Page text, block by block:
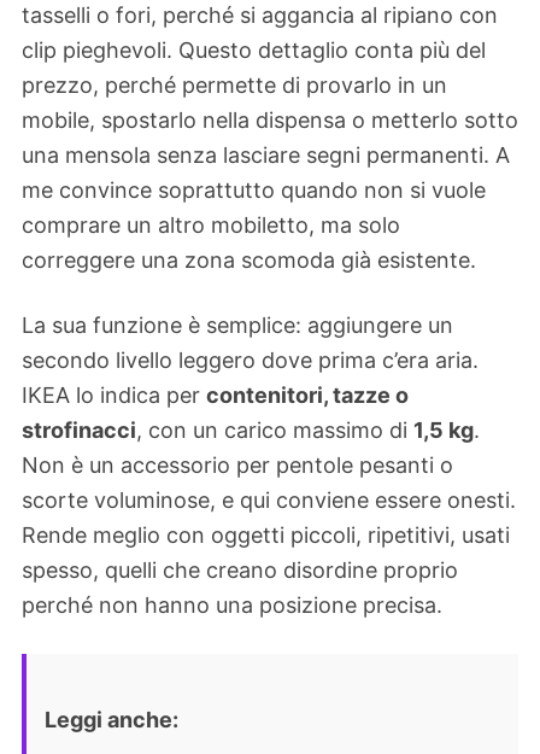
tasselli o fori, perché si aggancia al ripiano con
clip pieghevoli. Questo dettaglio conta più del
prezzo, perché permette di provarlo in un
mobile, spostarlo nella dispensa o metterlo sotto
una mensola senza lasciare segni permanenti. A
me convince soprattutto quando non si vuole
comprare un altro mobiletto, ma solo
correggere una zona scomoda già esistente.
La sua funzione è semplice: aggiungere un
secondo livello leggero dove prima c’era aria.
IKEA lo indica per contenitori, tazze o
strofinacci, con un carico massimo di 1,5 kg.
Non è un accessorio per pentole pesanti o
scorte voluminose, e qui conviene essere onesti.
Rende meglio con oggetti piccoli, ripetitivi, usati
spesso, quelli che creano disordine proprio
perché non hanno una posizione precisa.
Leggi anche: